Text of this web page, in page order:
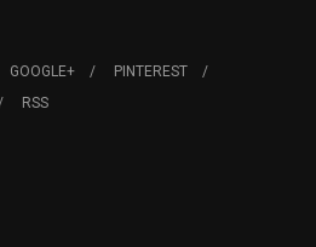
GOOGLE+
PINTEREST
RSS